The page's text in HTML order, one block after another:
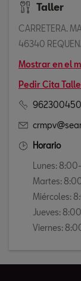
Taller
CARRETERA.
46340
Mostrar en el
Pedir Cita
962300450
Horario
Lunes:
Martes:
Miércoles:
Jueves:
Viernes: